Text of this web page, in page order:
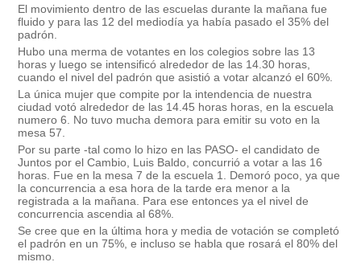
El movimiento dentro de las escuelas durante la mañana fue
fluido y para las 12 del mediodía ya había pasado el 35% del
padrón.
Hubo una merma de votantes en los colegios sobre las 13
horas y luego se intensificó alrededor de las 14.30 horas,
cuando el nivel del padrón que asistió a votar alcanzó el 60%.
La única mujer que compite por la intendencia de nuestra
ciudad votó alrededor de las 14.45 horas horas, en la escuela
numero 6. No tuvo mucha demora para emitir su voto en la
mesa 57.
Por su parte -tal como lo hizo en las PASO- el candidato de
Juntos por el Cambio, Luis Baldo, concurrió a votar a las 16
horas. Fue en la mesa 7 de la escuela 1. Demoró poco, ya que
la concurrencia a esa hora de la tarde era menor a la
registrada a la mañana. Para ese entonces ya el nivel de
concurrencia ascendia al 68%.
Se cree que en la última hora y media de votación se completó
el padrón en un 75%, e incluso se habla que rosará el 80% del
mismo.